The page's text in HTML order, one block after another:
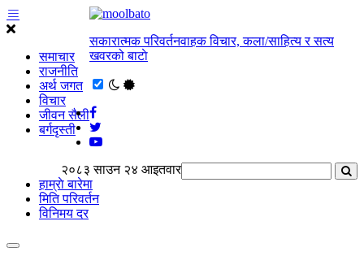
समाचार
राजनीति
अर्थ जगत
विचार
जीवन सैली
बर्गदृस्ती
सकारात्मक परिवर्तनवाहक विचार, कला/साहित्य र सत्य
खवरको बाटाे
२०८३ साउन २४ आइतवार
हाम्राे बारेमा
मिति परिवर्तन
विनिमय दर